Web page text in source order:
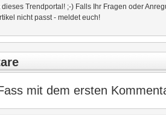
dieses Trendportal! ;-) Falls Ihr Fragen oder
nicht passt - meldet euch!
mit dem ersten